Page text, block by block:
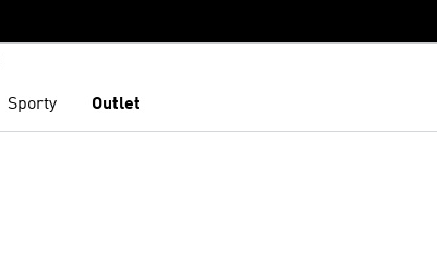
Sporty Outlet